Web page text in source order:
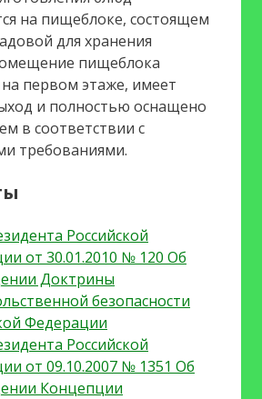
на пищеблоке, состоящем
для хранения
пищеблока
первом этаже, имеет
и полностью оснащено
в соответствии с
требованиями.
Российской
от 30.01.2010 № 120 Об
Доктрины
безопасности
Федерации
Российской
от 09.10.2007 № 1351 Об
Концепции